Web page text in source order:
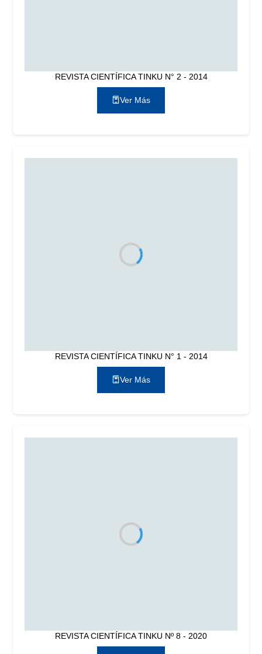
REVISTA CIENTÍFICA TINKU N° 2 - 2014
Ver Más
REVISTA CIENTÍFICA TINKU N° 1 - 2014
Ver Más
REVISTA CIENTÍFICA TINKU Nº 8 - 2020